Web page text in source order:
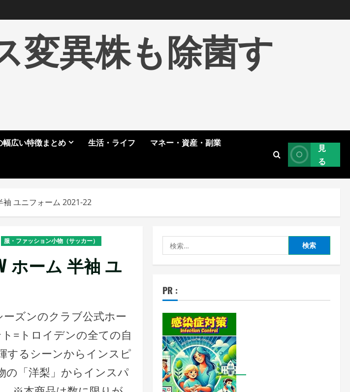
変異株も除菌す
広い特徴まとめ 生活・ライフ マネー・資産・副業
見
る
袖 ユニフォーム 2021-22
服・ファッション小物（サッカー）
ホーム 半袖 ユ
ズンのクラブ公式ホー
=トロイデンの全ての自
するシーンからインスピ
の「洋梨」からインスパ
索:
PR :